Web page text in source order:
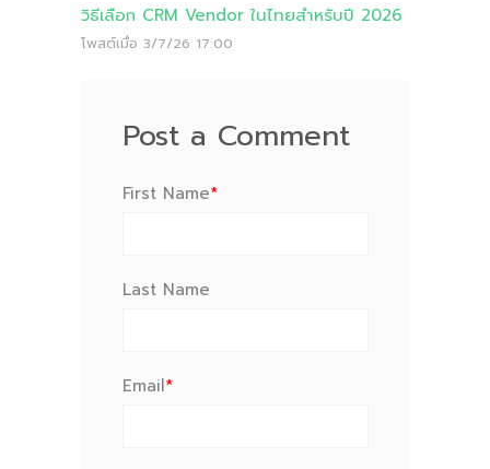
วิธีเลือก CRM Vendor ในไทยสำหรับปี 2026
โพสต์เมื่อ 3/7/26 17:00
Post a Comment
First Name*
Last Name
Email*